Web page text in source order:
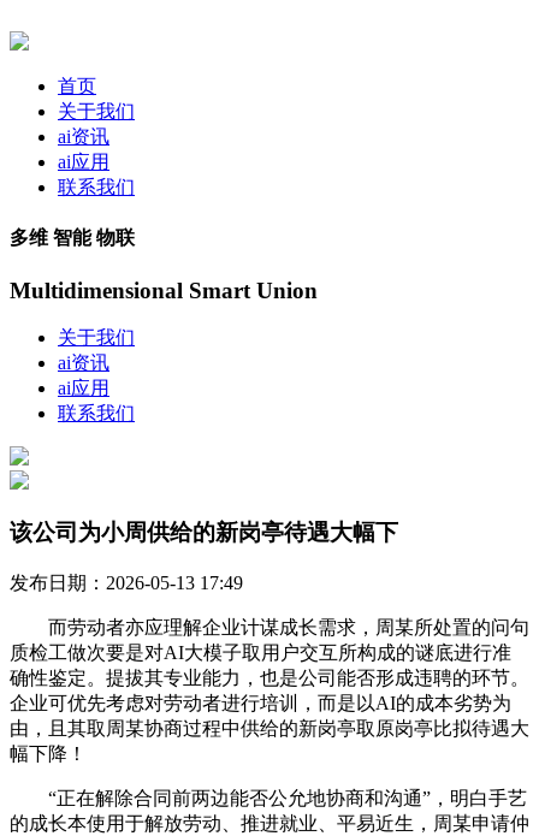
首页
关于我们
ai资讯
ai应用
联系我们
多维 智能 物联
Multidimensional Smart Union
关于我们
ai资讯
ai应用
联系我们
该公司为小周供给的新岗亭待遇大幅下
发布日期：2026-05-13 17:49
而劳动者亦应理解企业计谋成长需求，周某所处置的问句
质检工做次要是对AI大模子取用户交互所构成的谜底进行准
确性鉴定。提拔其专业能力，也是公司能否形成违聘的环节。
企业可优先考虑对劳动者进行培训，而是以AI的成本劣势为
由，且其取周某协商过程中供给的新岗亭取原岗亭比拟待遇大
幅下降！
“正在解除合同前两边能否公允地协商和沟通”，明白手艺
的成长本使用于解放劳动、推进就业、平易近生，周某申请仲